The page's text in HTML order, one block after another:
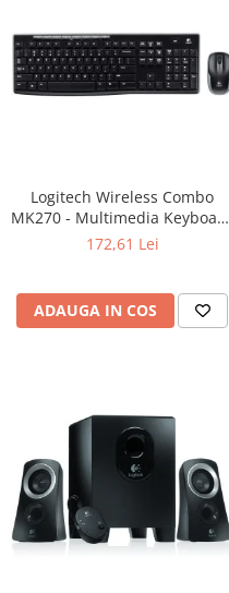
Logitech Wireless Combo
MK270 - Multimedia Keyboard
+ Mouse, Black
172,61 Lei
ADAUGA IN COS